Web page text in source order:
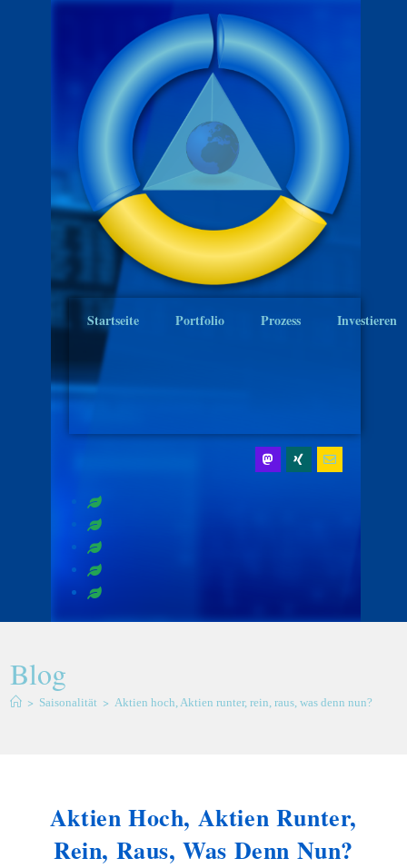
Startseite Portfolio Prozess Investieren
Blog
> Saisonalität > Aktien hoch, Aktien runter, rein, raus, was denn nun?
Aktien Hoch, Aktien Runter,
Rein, Raus, Was Denn Nun?